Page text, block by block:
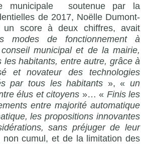
municipale soutenue par la
de 2017, Noëlle Dumont-
score à deux chiffres, avait
modes de fonctionnement à
municipal et de la mairie,
les habitants, entre autre, grâce à
et novateur des technologies
par tous les habitants », « un
élus et citoyens »… « Finis les
entre majorité automatique
les propositions innovantes
sans préjuger de leur
non cumul, et de la limitation des